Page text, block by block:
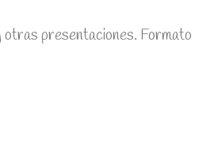
presentaciones. Formato